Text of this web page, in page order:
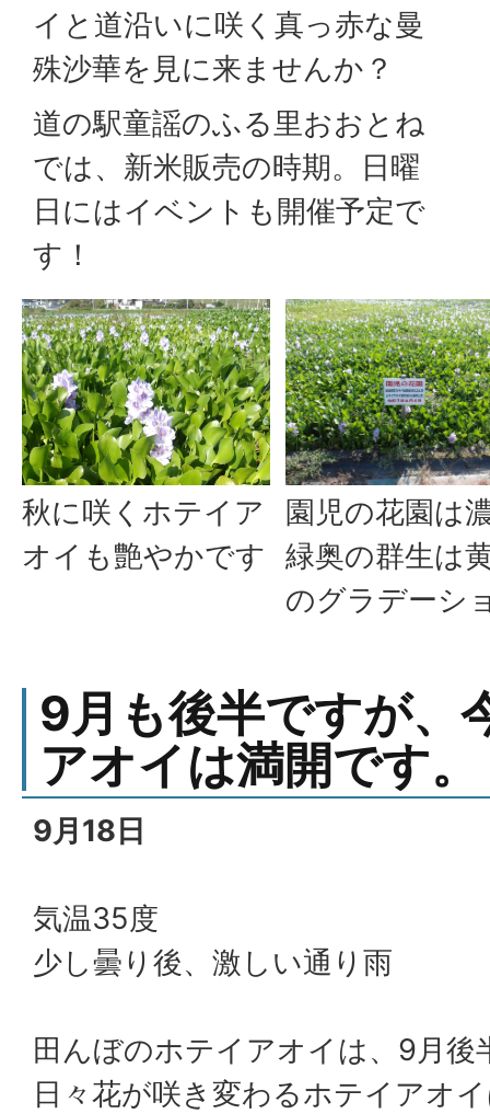
イと道沿いに咲く真っ赤な曼
殊沙華を見に来ませんか？
道の駅童謡のふる里おおとね
では、新米販売の時期。日曜
日にはイベントも開催予定で
す！
秋に咲くホテイア
オイも艶やかです
園児の花園は
緑奥の群生は
のグラデーシ
9月も後半ですが、
アオイは満開です。
9月18日
気温35度
少し曇り後、激しい通り雨
田んぼのホテイアオイは、9月後
日々花が咲き変わるホテイアオ